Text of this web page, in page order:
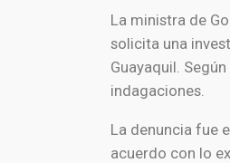
La ministra de
solicita una
Guayaquil .
indagaciones.
La denuncia fue
acuerdo con lo